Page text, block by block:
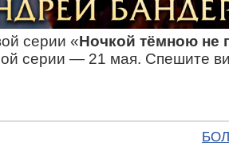
серии «Ночкой тёмною не
серии — 21 мая. Спешите